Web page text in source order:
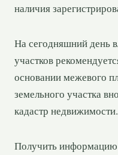
наличия
На сегодняшний день
участков
основании межевого
земельного участка
кадастр недвижимости.
Получить информацию